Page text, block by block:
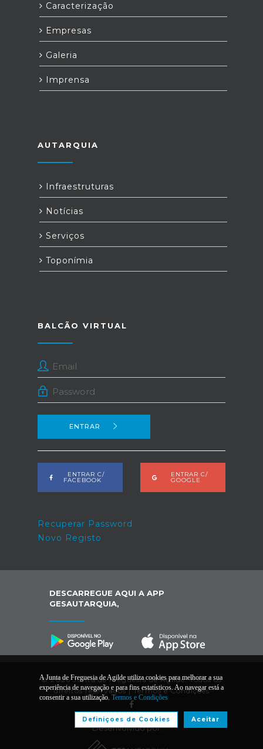
Caracterização
Empresas
Galeria
Imprensa
AUTARQUIA
Infraestruturas
Notícias
Serviços
Toponímia
BALCÃO VIRTUAL
ENTRAR
ENTRAR C/
FACEBOOK
ENTRAR C/
GOOGLE
Recuperar Password
Novo Registo
DESCARREGUE AQUI A APP
GESAUTARQUIA,
© 2026 Junta de Freguesia de Agilde. Todos os
direitos reservados |Termos e Condições
Desenvolvido por:
A Junta de Freguesia de Agilde utiliza cookies para melhorar a sua
experiência de navegação e para fins estatísticos. Ao navegar está a
consentir a sua utilização. Termos e Condições
Aceitar
Definiçoes de Cookies